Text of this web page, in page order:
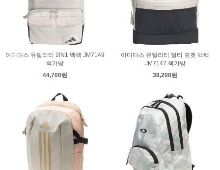
아디다스 유틸리티 2IN1 백팩 JM7149
책가방
44,700원
아디다스 유틸리티 멀티 포켓 백팩
JM7147 책가방
38,200원